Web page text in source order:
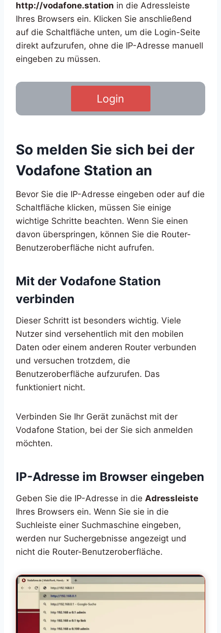
http://vodafone.station in die Adressleiste
Ihres Browsers ein. Klicken Sie anschließend
auf die Schaltfläche unten, um die Login-Seite
direkt aufzurufen, ohne die IP-Adresse manuell
eingeben zu müssen.
Login
So melden Sie sich bei der
Vodafone Station an
Bevor Sie die IP-Adresse eingeben oder auf die
Schaltfläche klicken, müssen Sie einige
wichtige Schritte beachten. Wenn Sie einen
davon überspringen, können Sie die Router-
Benutzeroberfläche nicht aufrufen.
Mit der Vodafone Station
verbinden
Dieser Schritt ist besonders wichtig. Viele
Nutzer sind versehentlich mit den mobilen
Daten oder einem anderen Router verbunden
und versuchen trotzdem, die
Benutzeroberfläche aufzurufen. Das
funktioniert nicht.
Verbinden Sie Ihr Gerät zunächst mit der
Vodafone Station, bei der Sie sich anmelden
möchten.
IP-Adresse im Browser eingeben
Geben Sie die IP-Adresse in die Adressleiste
Ihres Browsers ein. Wenn Sie sie in die
Suchleiste einer Suchmaschine eingeben,
werden nur Suchergebnisse angezeigt und
nicht die Router-Benutzeroberfläche.